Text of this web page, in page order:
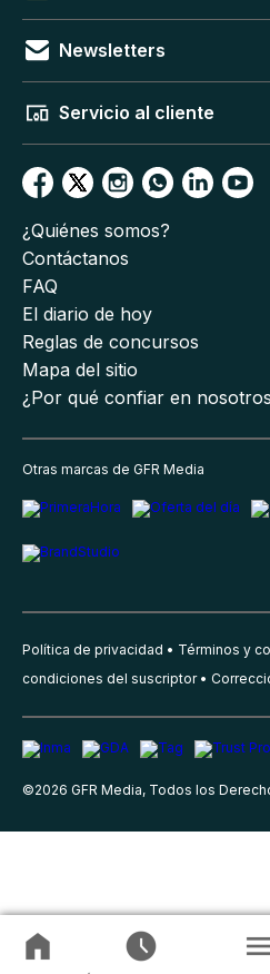
Newsletters
Servicio al cliente
¿Quiénes somos?
Contáctanos
FAQ
El diario de hoy
Reglas de concursos
Mapa del sitio
¿Por qué confiar en
Otras marcas de GFR Media
Política de privacidad Términos y
condiciones del suscriptor
©2026 GFR Media, Todos los